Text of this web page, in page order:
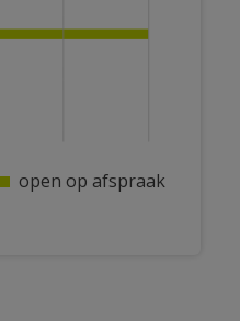
open op afspraak